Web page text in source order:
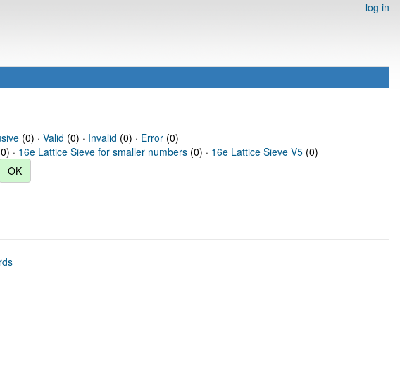
log in
(0) · Valid (0) · Invalid (0) · Error(0)
· 16e Lattice Sieve for smaller numbers (0) · 16e Lattice Sieve V5 (0)